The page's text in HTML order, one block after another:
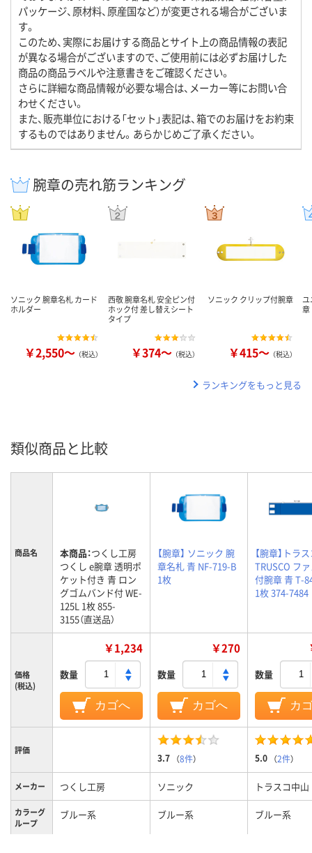
パッケージ、原材料、原産国など）が変更される場合がございま
す。
このため、実際にお届けする商品とサイト上の商品情報の表記
が異なる場合がございますので、ご使用前には必ずお届けした
商品の商品ラベルや注意書きをご確認ください。
さらに詳細な商品情報が必要な場合は、メーカー等にお問い合
わせください。
また、販売単位における「セット」表記は、箱でのお届けをお約束
するものではありません。あらかじめご了承ください。
腕章の売れ筋ランキング
ソニック 腕章名札 カード
ホルダー
￥2,550～ （税込）
西敬 腕章名札 安全ピン付
ホック付 差し替えシート
タイプ
￥374～ （税込）
ソニック クリップ付腕章
￥415～ （税込）
ランキングをもっと見る
類似商品と比較
商品名 本商品：つくし工房
つくし e腕章 透明ポ
ケット付き 青 ロン
グゴムバンド付 WE-
125L 1枚 855-
3155（直送品）
【腕章】 ソニック 腕
章名札 青 NF-719-B
1枚
【腕章】トラ
TRUSCO フ
付腕章 青 T-
1枚 374-7484
価格
(税込)
￥1,234
数量
カゴへ
￥270
数量
カゴへ
数量
カ
評価
3.7 （8件） 5.0 （2件）
メーカー つくし工房 ソニック トラスコ中山
カラーグ
ループ
ブルー系 ブルー系 ブルー系